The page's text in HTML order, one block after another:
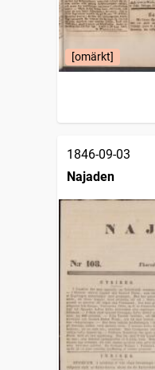
[omärkt]
1846-09-03
Najaden